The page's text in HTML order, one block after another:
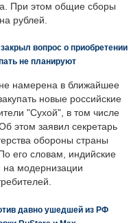
При этом общие сборы
рублей.
вопрос о приобретении
не планируют
намерена в ближайшее
новые российские
"Сухой", в том числе
этом заявил секретарь
обороны страны
его словам, индийские
на модернизации
давно ушедшей из РФ